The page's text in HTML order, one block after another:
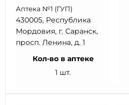
Аптека №1 (ГУП)
430005, Республика
Мордовия, г. Саранск,
просп. Ленина, д. 1
Кол-во в аптеке
1 шт.